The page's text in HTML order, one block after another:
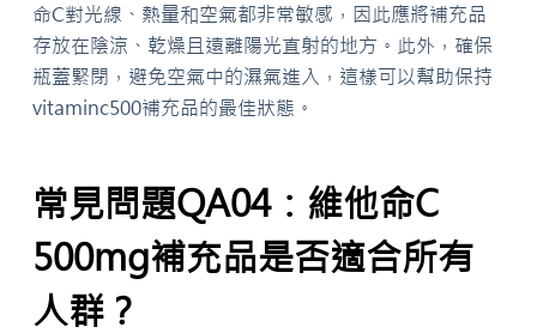
命C對光線、熱量和空氣都非常敏感，因此應將補充品
存放在陰涼、乾燥且遠離陽光直射的地方。此外，確保
瓶蓋緊閉，避免空氣中的濕氣進入，這樣可以幫助保持
vitaminc500補充品的最佳狀態。
常見問題QA04：維他命C
500mg補充品是否適合所有
人群？